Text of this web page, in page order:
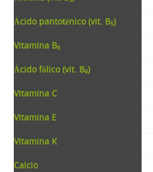
Ácido pantoténico (vit. B5)
Vitamina B6
Ácido fólico (vit. B9)
Vitamina C
Vitamina E
Vitamina K
Calcio